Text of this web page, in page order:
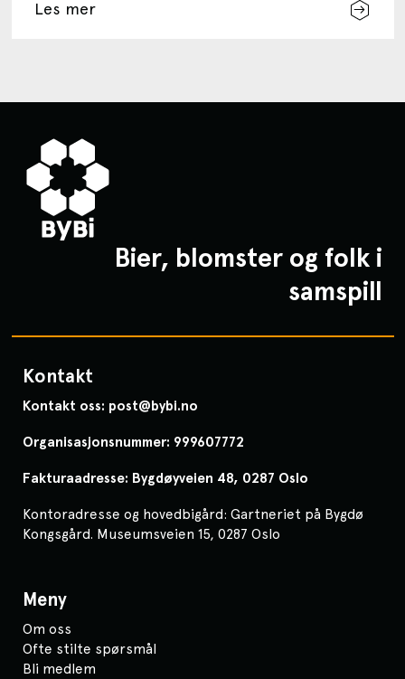
Les mer
Bier, blomster og folk i
samspill
Kontakt
Kontakt oss: post@bybi.no
Organisasjonsnummer: 999607772
Fakturaadresse: Bygdøyveien 48, 0287 Oslo
Kontoradresse og hovedbigård: Gartneriet på Bygdø
Kongsgård. Museumsveien 15, 0287 Oslo
Meny
Om oss
Ofte stilte spørsmål
Bli medlem